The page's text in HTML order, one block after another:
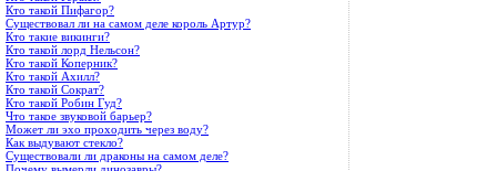
Кто такой Пифагор?
Существовал ли на самом деле король Артур?
Кто такие викинги?
Кто такой лорд Нельсон?
Кто такой Коперник?
Кто такой Ахилл?
Кто такой Сократ?
Кто такой Робин Гуд?
Что такое звуковой барьер?
Может ли эхо проходить через воду?
Как выдувают стекло?
Существовали ли драконы на самом деле?